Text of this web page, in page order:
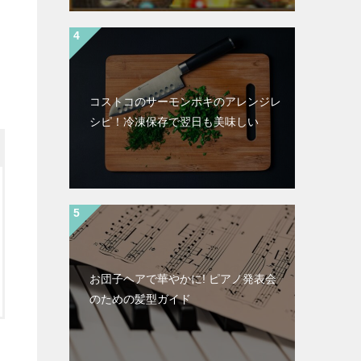
コストコのサーモンポキのアレンジレ
シピ！冷凍保存で翌日も美味しい
お団子ヘアで華やかに! ピアノ発表会
のための髪型ガイド